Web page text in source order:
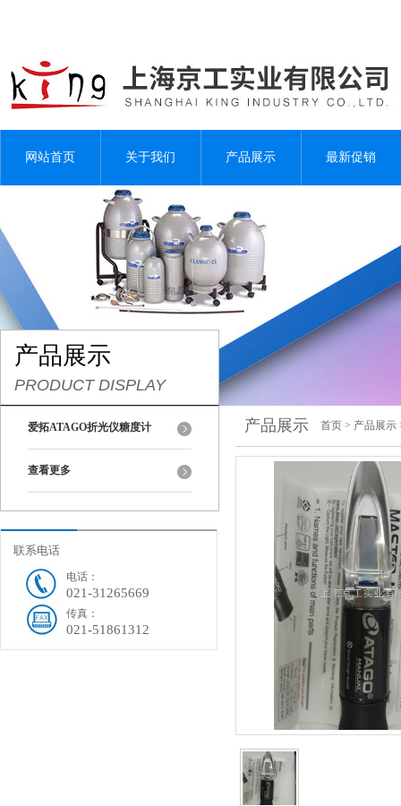
网站首页 关于我们 产品展示 最新促销
产品展示
PRODUCT DISPLAY
爱拓ATAGO折光仪糖度计
查看更多
联系电话
电话：
021-31265669
传真：
021-51861312
产品展示 首页 > 产品展示